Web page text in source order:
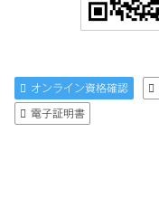
オンライン資格確認
電子証明書